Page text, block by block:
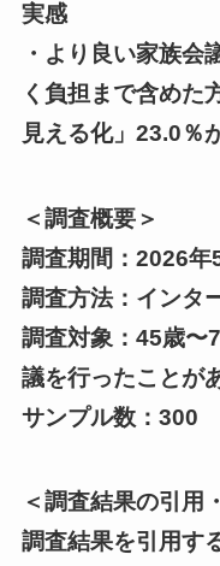
実感
・より良い家族会
く負担まで含めた
見える化」23.0％
＜調査概要＞
調査期間：2026年
調査方法：インタ
調査対象：45歳〜
議を行ったことが
サンプル数：300
＜調査結果の引用
調査結果を引用す